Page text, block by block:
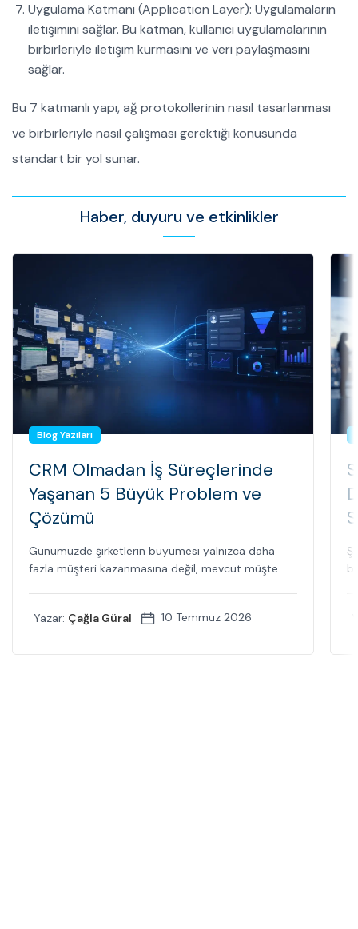
Uygulama Katmanı (Application Layer): Uygulamaların
iletişimini sağlar. Bu katman, kullanıcı uygulamalarının
birbirleriyle iletişim kurmasını ve veri paylaşmasını
sağlar.
Bu 7 katmanlı yapı, ağ protokollerinin nasıl tasarlanması
ve birbirleriyle nasıl çalışması gerektiği konusunda
standart bir yol sunar.
Haber, duyuru ve etkinlikler
Blog Yazıları
CRM Olmadan İş Süreçlerinde
Yaşanan 5 Büyük Problem ve
Çözümü
Günümüzde şirketlerin büyümesi yalnızca daha
fazla müşteri kazanmasına değil, mevcut müşte...
Yazar: Çağla Güral 10 Temmuz 2026